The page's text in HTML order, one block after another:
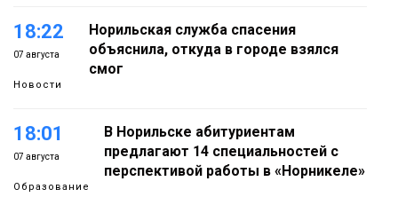
18:22
07 августа
Новости
Норильская служба спасения
объяснила, откуда в городе взялся
смог
18:01
07 августа
Образование
В Норильске абитуриентам
предлагают 14 специальностей с
перспективой работы в «Норникеле»